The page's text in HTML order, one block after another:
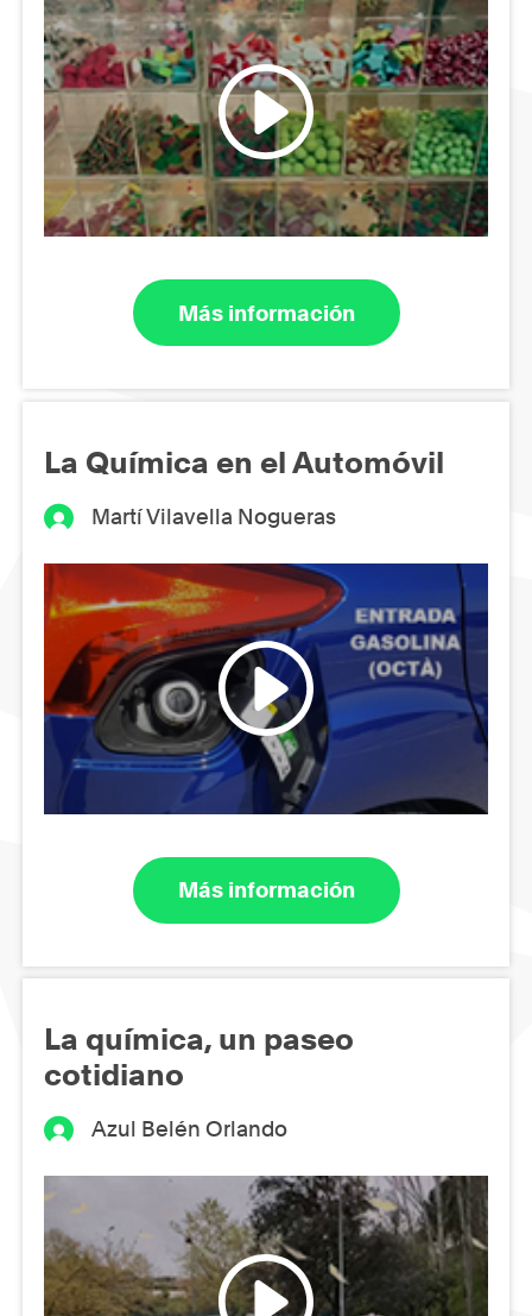
Más información
La Química en el Automóvil
Martí Vilavella Nogueras
Más información
La química, un paseo
cotidiano
Azul Belén Orlando